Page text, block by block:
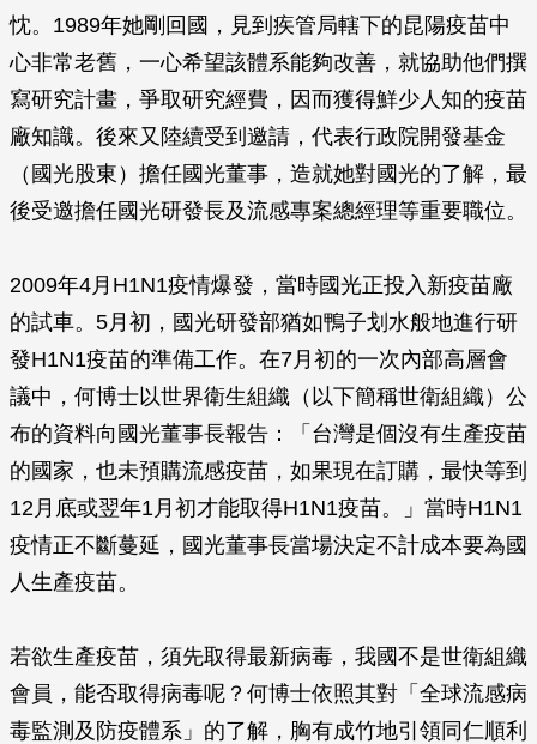
忱。1989年她剛回國，見到疾管局轄下的昆陽疫苗中
心非常老舊，一心希望該體系能夠改善，就協助他們撰
寫研究計畫，爭取研究經費，因而獲得鮮少人知的疫苗
廠知識。後來又陸續受到邀請，代表行政院開發基金
（國光股東）擔任國光董事，造就她對國光的了解，最
後受邀擔任國光研發長及流感專案總經理等重要職位。
2009年4月H1N1疫情爆發，當時國光正投入新疫苗廠
的試車。5月初，國光研發部猶如鴨子划水般地進行研
發H1N1疫苗的準備工作。在7月初的一次內部高層會
議中，何博士以世界衛生組織（以下簡稱世衛組織）公
布的資料向國光董事長報告：「台灣是個沒有生產疫苗
的國家，也未預購流感疫苗，如果現在訂購，最快等到
12月底或翌年1月初才能取得H1N1疫苗。」當時H1N1
疫情正不斷蔓延，國光董事長當場決定不計成本要為國
人生產疫苗。
若欲生產疫苗，須先取得最新病毒，我國不是世衛組織
會員，能否取得病毒呢？何博士依照其對「全球流感病
毒監測及防疫體系」的了解，胸有成竹地引領同仁順利